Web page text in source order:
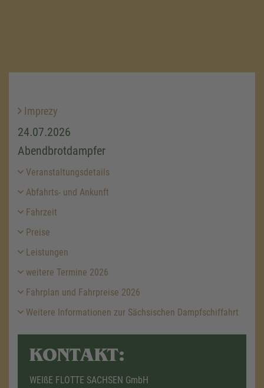
Imprezy
24.07.2026
Abendbrotdampfer
Veranstaltungsdetails
Abfahrts- und Ankunft
Fahrzeit
Preise
Leistungen
weitere Termine 2026
Fahrplan und Fahrpreise 2026
Weitere Informationen zur Sächsischen Dampfschiffahrt
KONTAKT:
WEIßE FLOTTE SACHSEN GmbH